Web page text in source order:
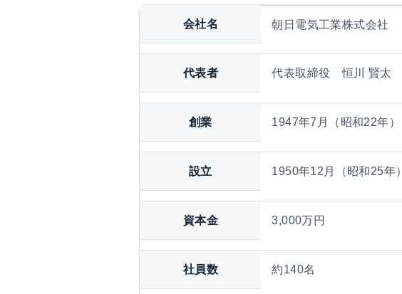
会社名 朝日電気工業株式会社
代表者 代表取締役 恒川 賢太
創業 1947年7月（昭和22年）
設立 1950年12月（昭和25年）
資本金 3,000万円
社員数 約140名